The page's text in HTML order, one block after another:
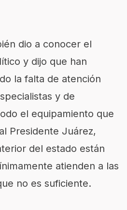
dio a conocer el
y dijo que han
la falta de atención
y de
el equipamiento que
Presidente Juárez,
del estado están
atienden a las
no es suficiente.